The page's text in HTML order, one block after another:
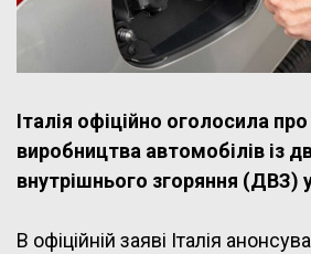
Італія офіційно оголосила
виробництва автомобілів із
внутрішнього згоряння (ДВЗ)
В офіційній заяві Італія